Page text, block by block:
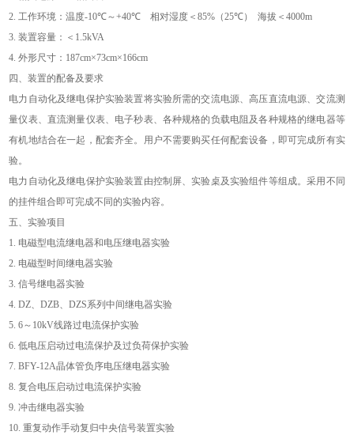
2.工作环境：温度-10℃～+40℃ 相对湿度＜85% （25℃） 海拔＜4000m
3.装置容量：＜ 1.5kVA
4.外形尺寸： 187cm×73cm×166cm
四、装置的配备及要求
电力自动化及继电保护实验装置将实验所需的交流电源、高压直流电源、交流测
量仪表、直流测量仪表、电子秒表、各种规格的负载电阻及各种规格的继电器等
有机地结合在一起，配套齐全。用户不需要购买任何配套设备，即可完成所有实
验。
电力自动化及继电保护实验装置由控制屏、实验桌及实验组件等组成。采用不同
的挂件组合即可完成不同的实验内容。
五、实验项目
1. 电磁型电流继电器和电压继电器实验
2. 电磁型时间继电器实验
3.信号继电器实验
4. DZ、DZB、DZS系列中间继电器实验
5. 6～ 10kV线路过电流保护实验
6.低电压启动过电流保护及过负荷保护实验
7. BFY-12A晶体管负序电压继电器实验
8.复合电压启动过电流保护实验
9.冲击继电器实验
10.重复动作手动复归中央信号装置实验